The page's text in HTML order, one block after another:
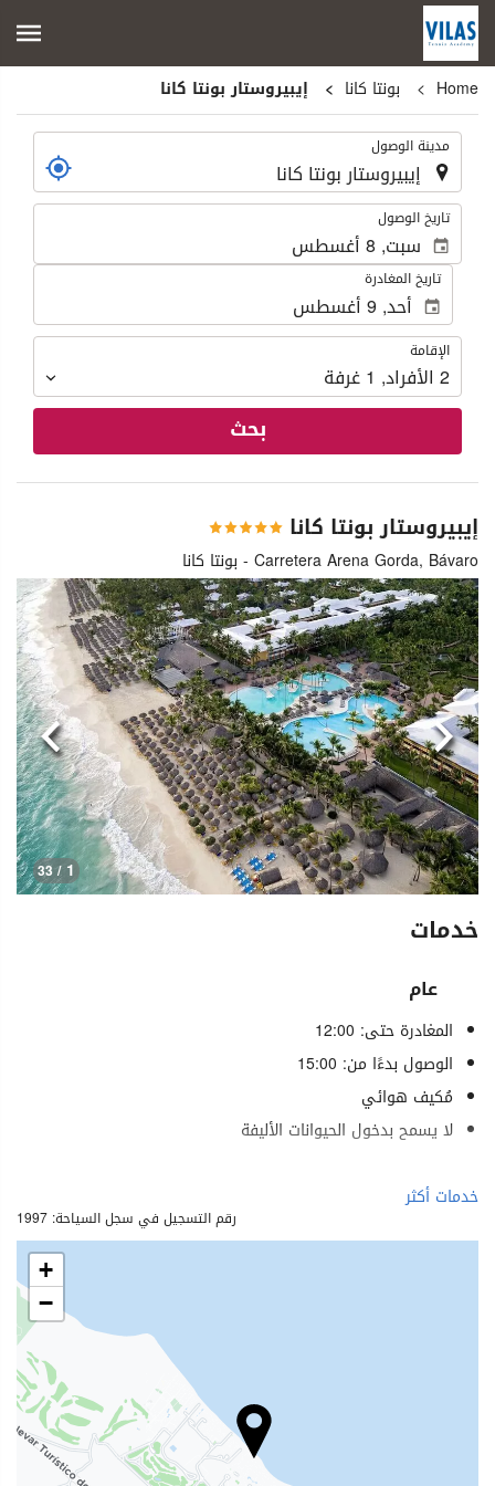
Home بونتا كانا
إيبيروستار بونتا كانا
. مدينة الوصول
. تاريخ الوصول
تاريخ المغادرة
الإقامة
الإقامة
2 الأفراد,
1غرفة
بحث
إيبيروستار بونتا كانا
Carretera Arena Gorda, Bávaro - بونتا كانا
1
/ 33
السابق
خدمات
عام
المغادرة حتى: 12:00
الوصول بدءًا من: 15:00
مُكيف هوائي
لا يسمح بدخول الحيوانات الأليفة
الرفاهية
خدمات أكثر
رقم التسجيل في سجل السياحة: 1997
+
−